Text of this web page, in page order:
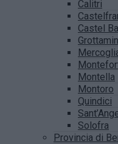
Calitri
Castel
Montella
Montoro
Quindici
Solofra
Provincia di